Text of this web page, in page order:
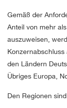
Gemäß der
Anteil von mehr
auszuweisen,
den Ländern
Übriges Europa,
Den Regionen